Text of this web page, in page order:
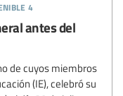
4
antes del
de cuyos miembros
(IE), celebró su